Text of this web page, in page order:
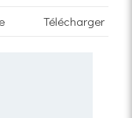
Télécharger